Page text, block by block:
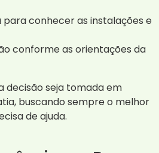
para conhecer as instalações e
conforme as orientações da
decisão seja tomada em
buscando sempre o melhor
de ajuda.